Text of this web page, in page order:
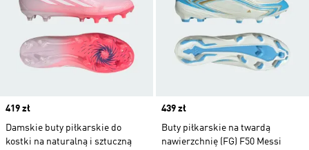
Price
419 zł
Damskie buty piłkarskie do
kostki na naturalną i sztuczną
Price
439 zł
Buty piłkarskie na twardą
nawierzchnię (FG) F50 Messi